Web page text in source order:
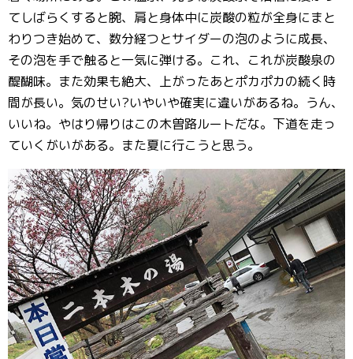
てしばらくすると腕、肩と身体中に炭酸の粒が全身にまと
わりつき始めて、数分経つとサイダーの泡のように成長、
その泡を手で触ると一気に弾ける。これ、これが炭酸泉の
醍醐味。また効果も絶大、上がったあとポカポカの続く時
間が長い。気のせい?いやいや確実に違いがあるね。うん、
いいね。やはり帰りはこの木曽路ルートだな。下道を走っ
ていくがいがある。また夏に行こうと思う。